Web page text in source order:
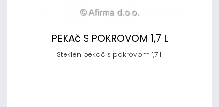
PEKAč S POKROVOM 1,7 L
Steklen pekač s pokrovom 1,7 l.